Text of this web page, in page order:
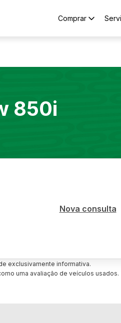
Comprar
850i
Nova consulta
exclusivamente informativa.
uma avaliação de veículos usados.